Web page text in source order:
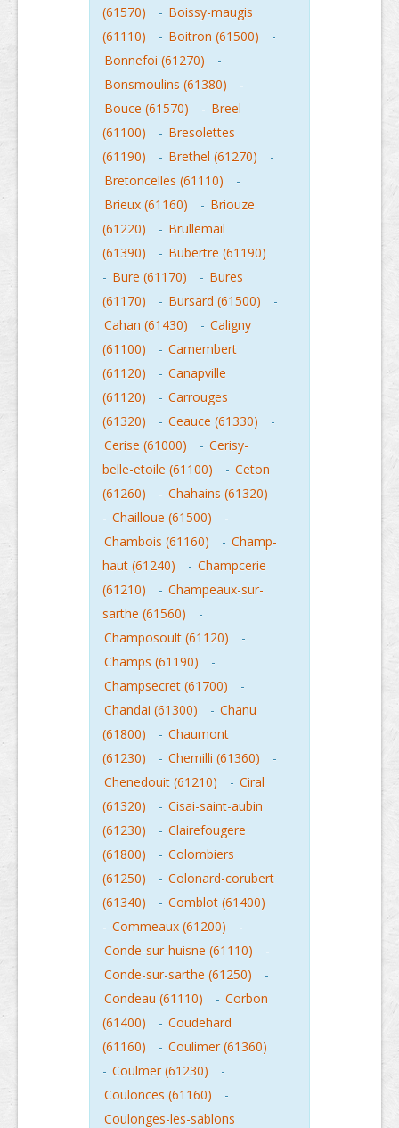
(61570)
- Boissy-maugis
(61110)
- Boitron (61500)
-
Bonnefoi (61270)
-
Bonsmoulins (61380)
-
Bouce (61570)
- Breel
(61100)
- Bresolettes
(61190)
- Brethel (61270)
-
Bretoncelles (61110)
-
Brieux (61160)
- Briouze
(61220)
- Brullemail
(61390)
- Bubertre (61190)
- Bure (61170) - Bures
(61170)
- Bursard (61500)
-
Cahan (61430)
- Caligny
(61100)
- Camembert
(61120)
- Canapville
(61120)
- Carrouges
(61320)
- Ceauce (61330)
-
Cerise (61000)
- Cerisy-
belle-etoile (61100)
- Ceton
(61260)
- Chahains (61320)
- Chailloue (61500)
-
Chambois (61160)
- Champ-
haut (61240)
- Champcerie
(61210)
- Champeaux-sur-
sarthe (61560)
-
Champosoult (61120)
-
Champs (61190)
-
Champsecret (61700)
-
Chandai (61300)
- Chanu
(61800)
- Chaumont
(61230)
- Chemilli (61360)
-
Chenedouit (61210)
- Ciral
(61320)
- Cisai-saint-aubin
(61230)
- Clairefougere
(61800)
- Colombiers
(61250)
- Colonard-corubert
(61340)
- Comblot (61400)
- Commeaux (61200)
-
Conde-sur-huisne (61110)
-
Conde-sur-sarthe (61250)
-
Condeau (61110)
- Corbon
(61400)
- Coudehard
(61160)
- Coulimer (61360)
- Coulmer (61230)
-
Coulonces (61160)
-
Coulonges-les-sablons